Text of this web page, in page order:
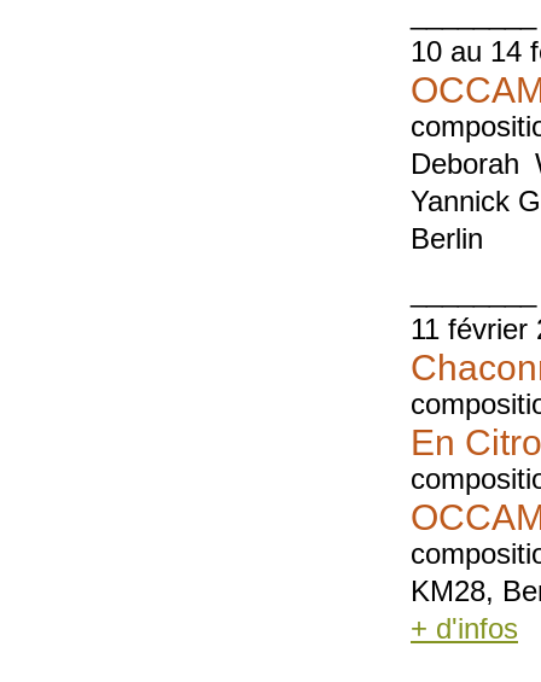
10 au 14
Deborah
Yannick
Berlin
11 février
En
KM28,
+ d'infos